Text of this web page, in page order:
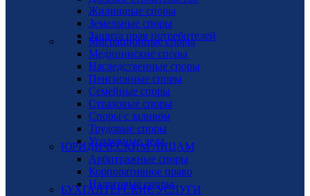
Жилищные споры
Земельные споры
Защита прав потребителей
Миграционные споры
Медицинские споры
Наследственные споры
Пенсионные споры
Семейные споры
Страховые споры
Споры с заливом
Трудовые споры
Уголовные дела
ЮРИДИЧЕСКИМ ЛИЦАМ
Арбитражные споры
Корпоративное право
Налоговые споры
БУХГАЛТЕРСКИЕ УСЛУГИ